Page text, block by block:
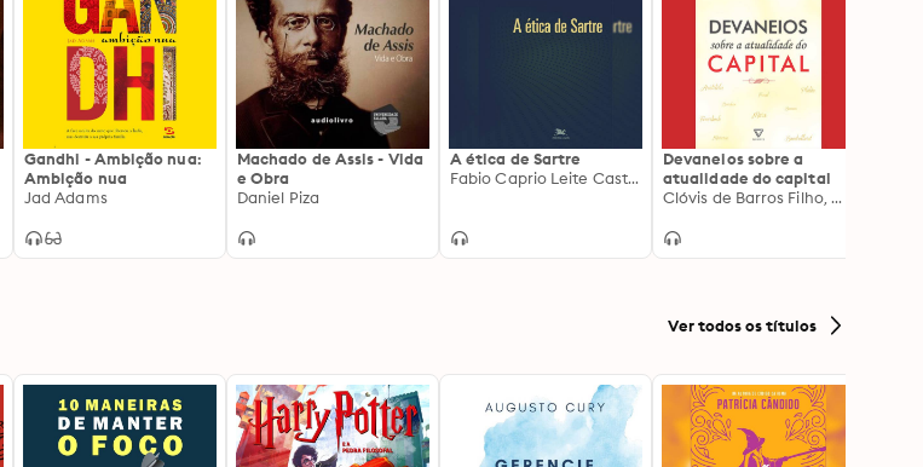
Gandhi - Ambição nua:
Ambição nua
Jad Adams
Machado de Assis - Vida
e Obra
Daniel Piza
A ética de Sartre
Fabio Caprio Leite Castro
Devaneios sobre a
atualidade do capital
Clóvis de Barros Filho, Gustavo Fernandes Dainezi
Ver todos os títulos